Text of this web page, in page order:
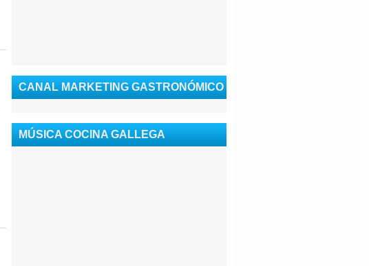
CANAL MARKETING GASTRONÓMICO
MÚSICA COCINA GALLEGA